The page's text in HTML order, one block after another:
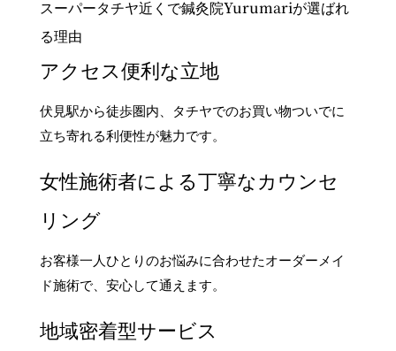
スーパータチヤ近くで鍼灸院Yurumariが選ばれ
る理由
アクセス便利な立地
伏見駅から徒歩圏内、タチヤでのお買い物ついでに
立ち寄れる利便性が魅力です。
女性施術者による丁寧なカウンセ
リング
お客様一人ひとりのお悩みに合わせたオーダーメイ
ド施術で、安心して通えます。
地域密着型サービス